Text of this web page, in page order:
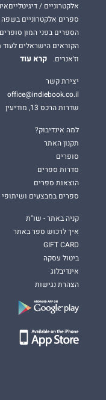
אלקטרוניים /
ספרים אלקטרוניים
הספרים בפני המון
הקוראים הישראלים
וז'אנרים.
קרא עוד
יצירת קשר
office@indiebook.co.il
שדרות הרכס 13, מודיעין
למה אינדיבוק?
תקנון האתר
סופרים
סדרות ספרים
הוצאות ספרים
ספרים במבצעים
קניה באתר - שו"ת
איך לרכוש ספר באתר
GIFT CARD
ביטול עסקה
אינדיבלוג
הצהרת נגישות